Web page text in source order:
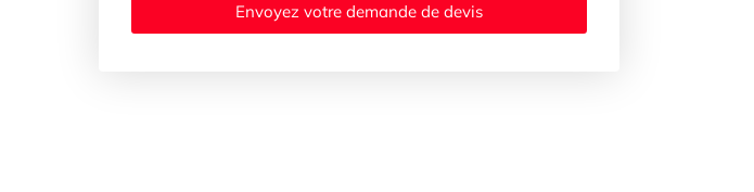
Envoyez votre demande de devis